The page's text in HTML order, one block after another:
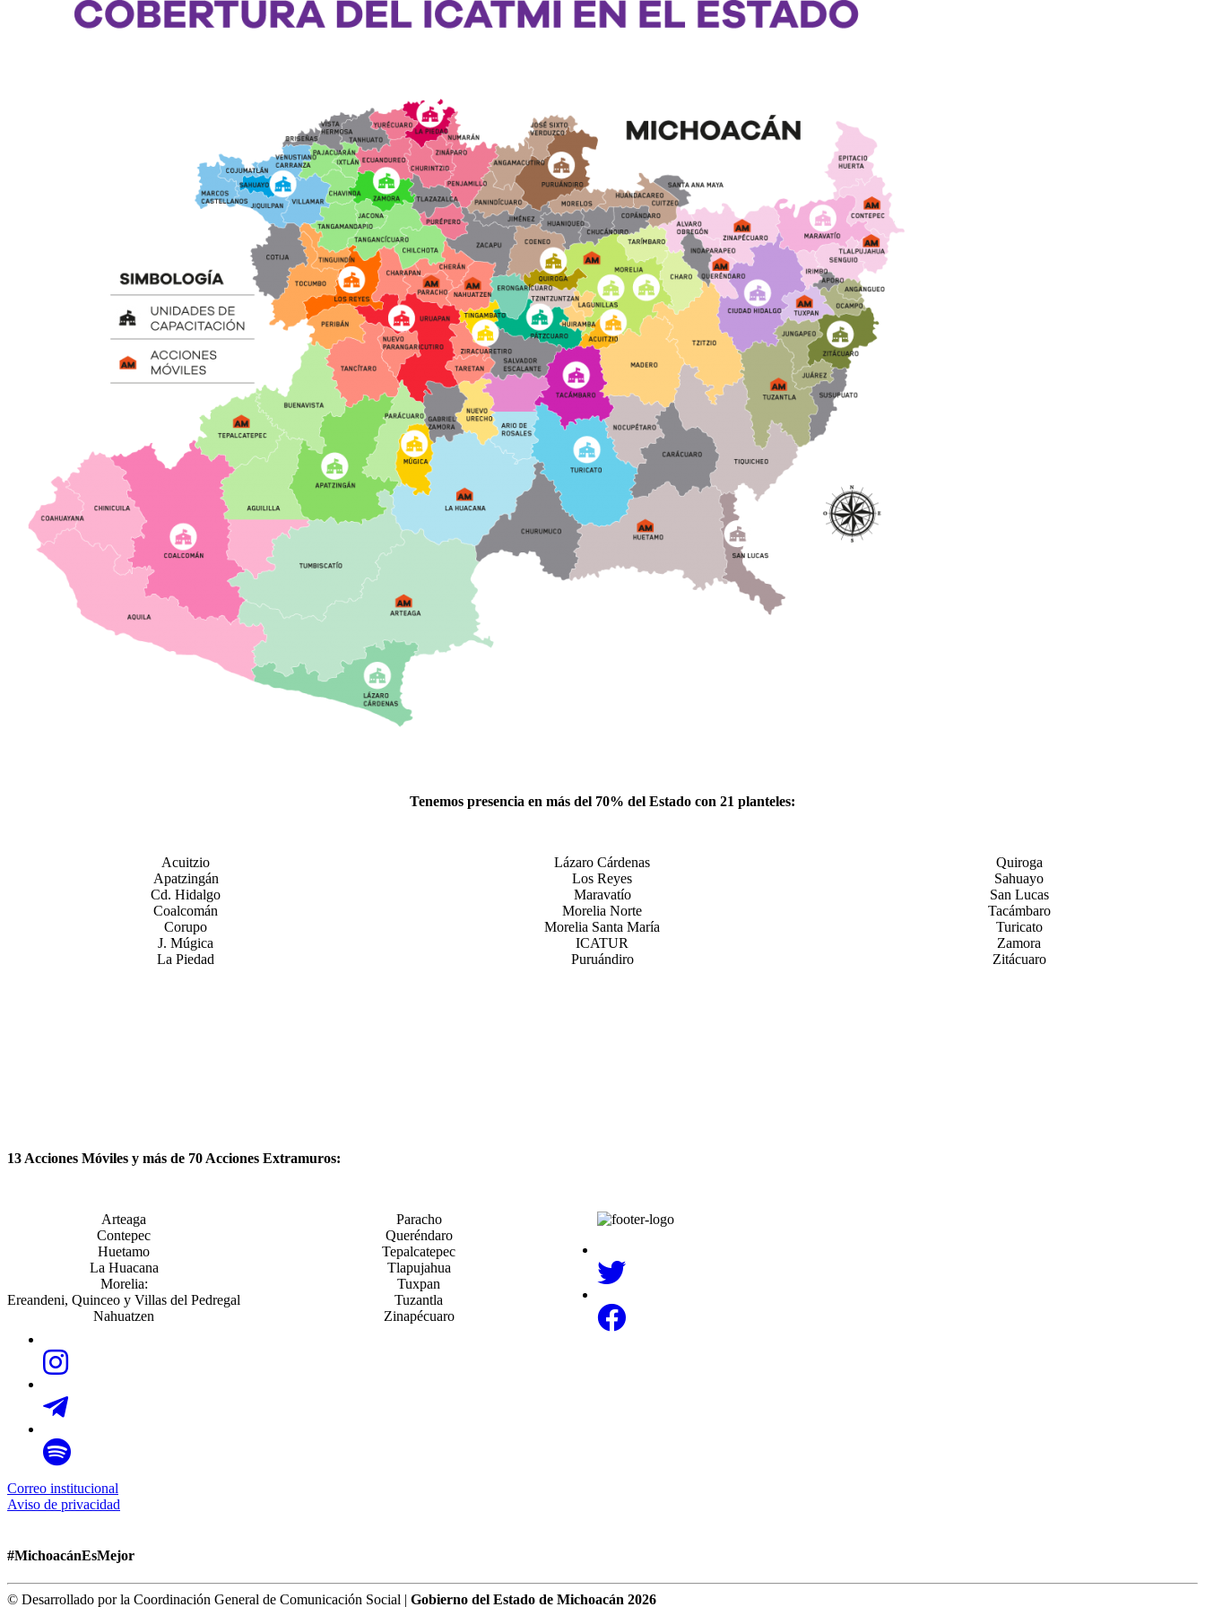
Tenemos presencia en más del 70% del Estado con 21 planteles:
Acuitzio
Apatzingán
Cd. Hidalgo
Coalcomán
Corupo
J. Múgica
La Piedad
Lázaro Cárdenas
Los Reyes
Maravatío
Morelia Norte
Morelia Santa María
ICATUR
Puruándiro
Quiroga
Sahuayo
San Lucas
Tacámbaro
Turicato
Zamora
Zitácuaro
13 Acciones Móviles y más de 70 Acciones Extramuros:
Arteaga
Contepec
Huetamo
La Huacana
Morelia:
Ereandeni, Quinceo y Villas del Pedregal
Nahuatzen
Paracho
Queréndaro
Tepalcatepec
Tlapujahua
Tuxpan
Tuzantla
Zinapécuaro
Correo institucional
Aviso de privacidad
#MichoacánEsMejor
© Desarrollado por la Coordinación General de Comunicación Social | Gobierno del Estado de Michoacán 2026